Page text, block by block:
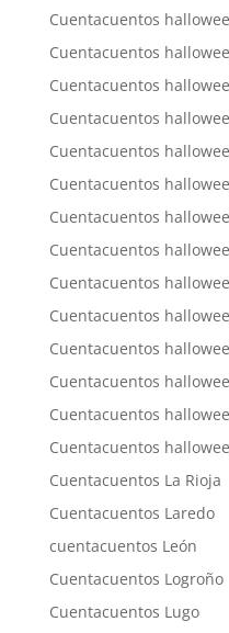
Cuentacuentos
Cuentacuentos
Cuentacuentos
Cuentacuentos
Cuentacuentos
Cuentacuentos
Cuentacuentos
Cuentacuentos
Cuentacuentos
Cuentacuentos
Cuentacuentos
Cuentacuentos
Cuentacuentos
Cuentacuentos
Cuentacuentos La Rioja
Cuentacuentos Laredo
cuentacuentos León
Cuentacuentos Logroño
Cuentacuentos Lugo